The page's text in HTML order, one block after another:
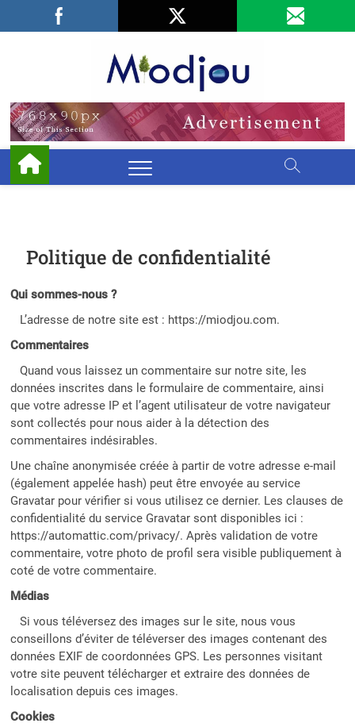
Facebook
LinkedIn
Politique de confidentialité
Qui sommes-nous ?
L’adresse de notre site est : https://miodjou.com.
Commentaires
Quand vous laissez un commentaire sur notre site, les
données inscrites dans le formulaire de commentaire, ainsi
que votre adresse IP et l’agent utilisateur de votre navigateur
sont collectés pour nous aider à la détection des
commentaires indésirables.
Une chaîne anonymisée créée à partir de votre adresse e-mail
(également appelée hash) peut être envoyée au service
Gravatar pour vérifier si vous utilisez ce dernier. Les clauses de
confidentialité du service Gravatar sont disponibles ici :
https://automattic.com/privacy/. Après validation de votre
commentaire, votre photo de profil sera visible publiquement à
coté de votre commentaire.
Médias
Si vous téléversez des images sur le site, nous vous
conseillons d’éviter de téléverser des images contenant des
données EXIF de coordonnées GPS. Les personnes visitant
votre site peuvent télécharger et extraire des données de
localisation depuis ces images.
Cookies